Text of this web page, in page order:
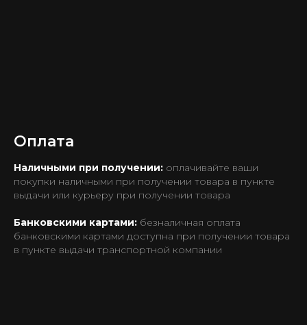
Оплата
Наличными при получении: оплачивайте ваши
покупки наличными при получении товара в пункте
выдачи или курьеру при получении товара
Банковскими картами: безналичная оплата
банковскими картами доступна при получении товара
в пункте выдачи транспортной компании